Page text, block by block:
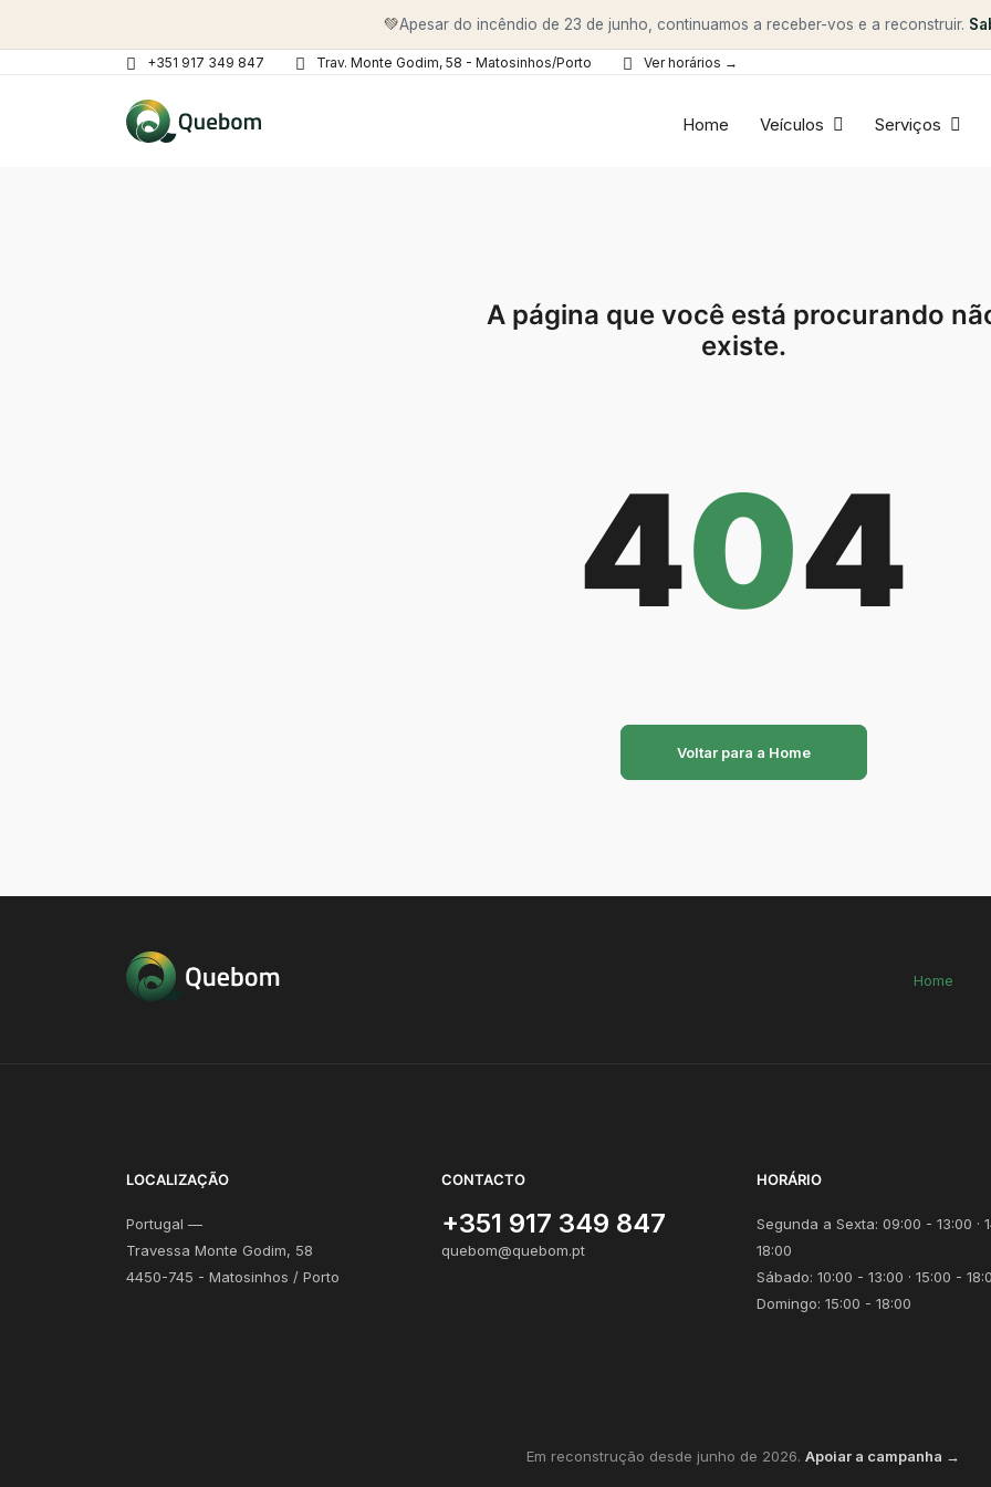
💚Apesar do incêndio de 23 de junho, continuamos a receber-vos e a reconstruir.
+351 917 349 847 Trav. Monte Godim, 58 - Matosinhos/Porto Ver horários →
Home Veículos Serviços
A página que você está procurando
existe.
404
Voltar para a Home
Home
LOCALIZAÇÃO
Portugal —
Travessa Monte Godim, 58
4450-745 - Matosinhos / Porto
CONTACTO
+351 917 349 847
quebom@quebom.pt
HORÁRIO
Segunda a Sexta: 09:00 - 13:00 ·
18:00
Sábado: 10:00 - 13:00 · 15:00 -
Domingo: 15:00 - 18:00
Em reconstrução desde junho de 2026. Apoiar a campanha →